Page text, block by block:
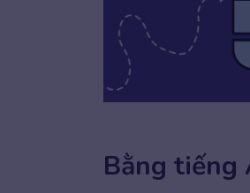
Bằng tiếng